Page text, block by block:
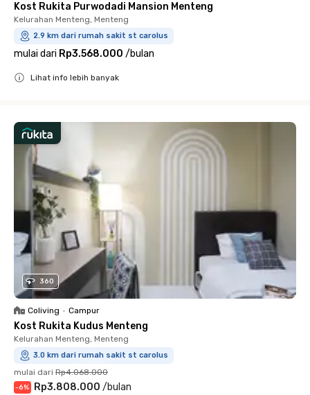
Kost Rukita Purwodadi Mansion Menteng
Kelurahan Menteng, Menteng
2.9 km dari rumah sakit st carolus
mulai dari Rp3.568.000 /bulan
Lihat info lebih banyak
360
Coliving • Campur
Kost Rukita Kudus Menteng
Kelurahan Menteng, Menteng
3.0 km dari rumah sakit st carolus
mulai dari Rp4.068.000
-6% Rp3.808.000 /bulan